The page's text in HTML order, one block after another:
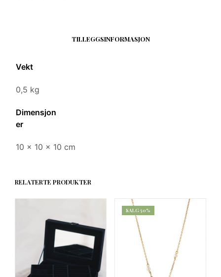
TILLEGGSINFORMASJON
Vekt
0,5 kg
Dimensjon
er
10 × 10 × 10 cm
RELATERTE PRODUKTER
SALG 50%